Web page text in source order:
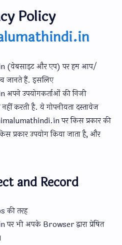
Policy
(वेबसाइट और एप) पर हम आप/
जानते हैं. इसलिए
उपयोगकर्ताओं की निजी
करती है. ये गोपनीयता दस्तावेज
पर किस प्रकार की
प्रकार उपयोग किया जाता है, और
and Record
की तरह
भी अपके Browser द्वारा प्रेषित